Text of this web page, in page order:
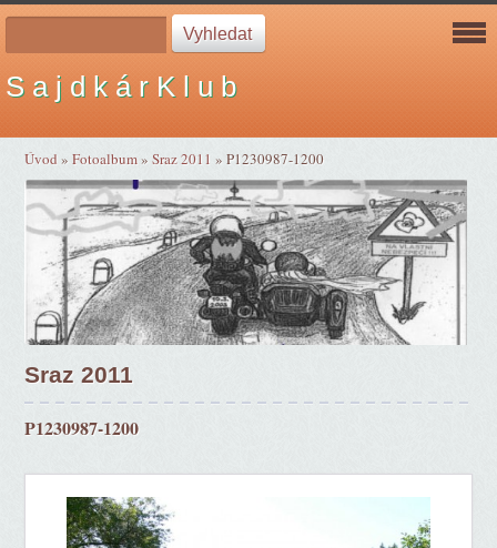
S a j d k á r K l u b
Úvod »Fotoalbum»Sraz 2011 »P1230987-1200
Sraz 2011
P1230987-1200